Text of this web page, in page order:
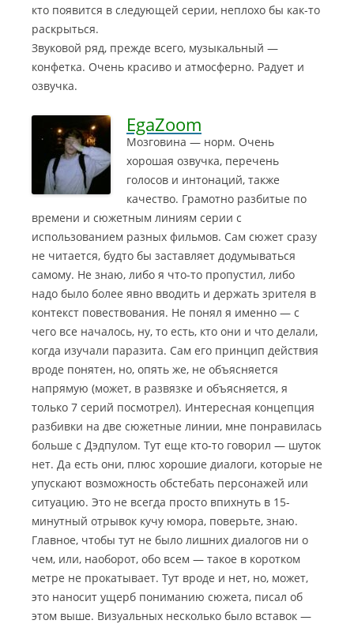
кто появится в следующей серии, неплохо бы как-то
раскрыться.
Звуковой ряд, прежде всего, музыкальный —
конфетка. Очень красиво и атмосферно. Радует и
озвучка.
EgaZoom
Мозговина — норм. Очень
хорошая озвучка, перечень
голосов и интонаций, также
качество. Грамотно разбитые по
времени и сюжетным линиям серии с
использованием разных фильмов. Сам сюжет сразу
не читается, будто бы заставляет додумываться
самому. Не знаю, либо я что-то пропустил, либо
надо было более явно вводить и держать зрителя в
контекст повествования. Не понял я именно — с
чего все началось, ну, то есть, кто они и что делали,
когда изучали паразита. Сам его принцип действия
вроде понятен, но, опять же, не объясняется
напрямую (может, в развязке и объясняется, я
только 7 серий посмотрел). Интересная концепция
разбивки на две сюжетные линии, мне понравилась
больше с Дэдпулом. Тут еще кто-то говорил — шуток
нет. Да есть они, плюс хорошие диалоги, которые не
упускают возможность обстебать персонажей или
ситуацию. Это не всегда просто впихнуть в 15-
минутный отрывок кучу юмора, поверьте, знаю.
Главное, чтобы тут не было лишних диалогов ни о
чем, или, наоборот, обо всем — такое в коротком
метре не прокатывает. Тут вроде и нет, но, может,
это наносит ущерб пониманию сюжета, писал об
этом выше. Визуальных несколько было вставок —